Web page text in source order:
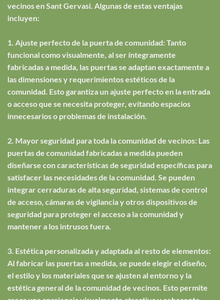
vecinos en Sant Gervasi. Algunas de estas ventajas
incluyen:
1. Ajuste perfecto de la puerta de comunidad: Tanto
funcional como visualmente, al ser íntegramente
fabricadas a medida, las puertas se adaptan exactamente a
las dimensiones y requerimientos estéticos de la
comunidad. Esto garantiza un ajuste perfecto en la entrada
o acceso que se necesita proteger, evitando espacios
innecesarios o problemas de instalación.
2. Mayor seguridad para toda la comunidad de vecinos: Las
puertas de comunidad fabricadas a medida pueden
diseñarse con características de seguridad específicas para
satisfacer las necesidades de la comunidad. Se pueden
integrar cerraduras de alta seguridad, sistemas de control
de acceso, cámaras de vigilancia y otros dispositivos de
seguridad para proteger el acceso a la comunidad y
mantener a los intrusos fuera.
3. Estética personalizada y adaptada al resto de elementos:
Al fabricar las puertas a medida, se puede elegir el diseño,
el estilo y los materiales que se ajusten al entorno y la
estética general de la comunidad de vecinos. Esto permite